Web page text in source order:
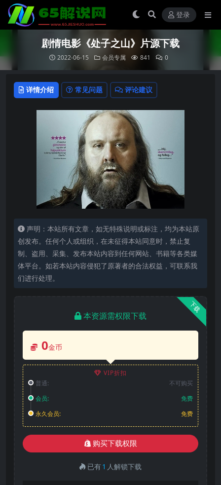
登录
剧情电影《处子之山》片源下载
2022-06-15 会员专属 841 0
详情介绍 常见问题 评论建议
声明：本站所有文章，如无特殊说明或标注，均为本站原
创发布。任何个人或组织，在未征得本站同意时，禁止复
制、盗用、采集、发布本站内容到任何网站、书籍等各类媒
体平台。如若本站内容侵犯了原著者的合法权益，可联系我
们进行处理。
下载
本资源需权限下载
0金币
VIP折扣
普通:
不可购买
会员:
免费
永久会员:
免费
购买下载权限
已有1 人解锁下载